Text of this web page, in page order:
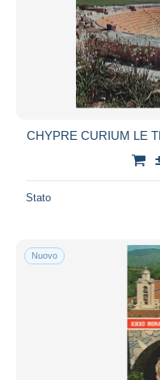
CHYPRE CURIUM LE
Stato
Nuovo